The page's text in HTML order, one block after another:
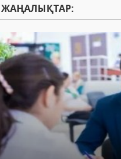
ЖАҢАЛЫҚТАР: